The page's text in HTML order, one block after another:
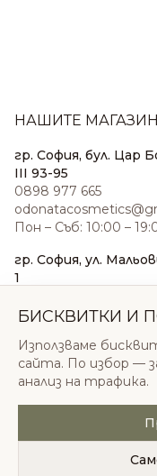
НАШИТЕ
гр. София, бул. Цар
III 93-95
0898 977 665
Пон – Съб: 10:00 –
гр. София, ул.
1
Нед: 11:00 – 18:00
© 2026 Одоната
запазени.
Политика за
БИСКВИТКИ И
Използваме
сайта. По избор —
анализ на трафика.